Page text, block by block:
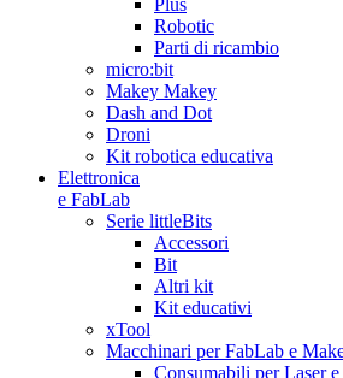
Robotic
Parti di ricambio
micro:bit
Makey Makey
Dash and Dot
Droni
Kit robotica educativa
Elettronica
e FabLab
Serie littleBits
Accessori
Bit
Altri kit
Kit educativi
xTool
Macchinari per FabLab e
Consumabili per Laser